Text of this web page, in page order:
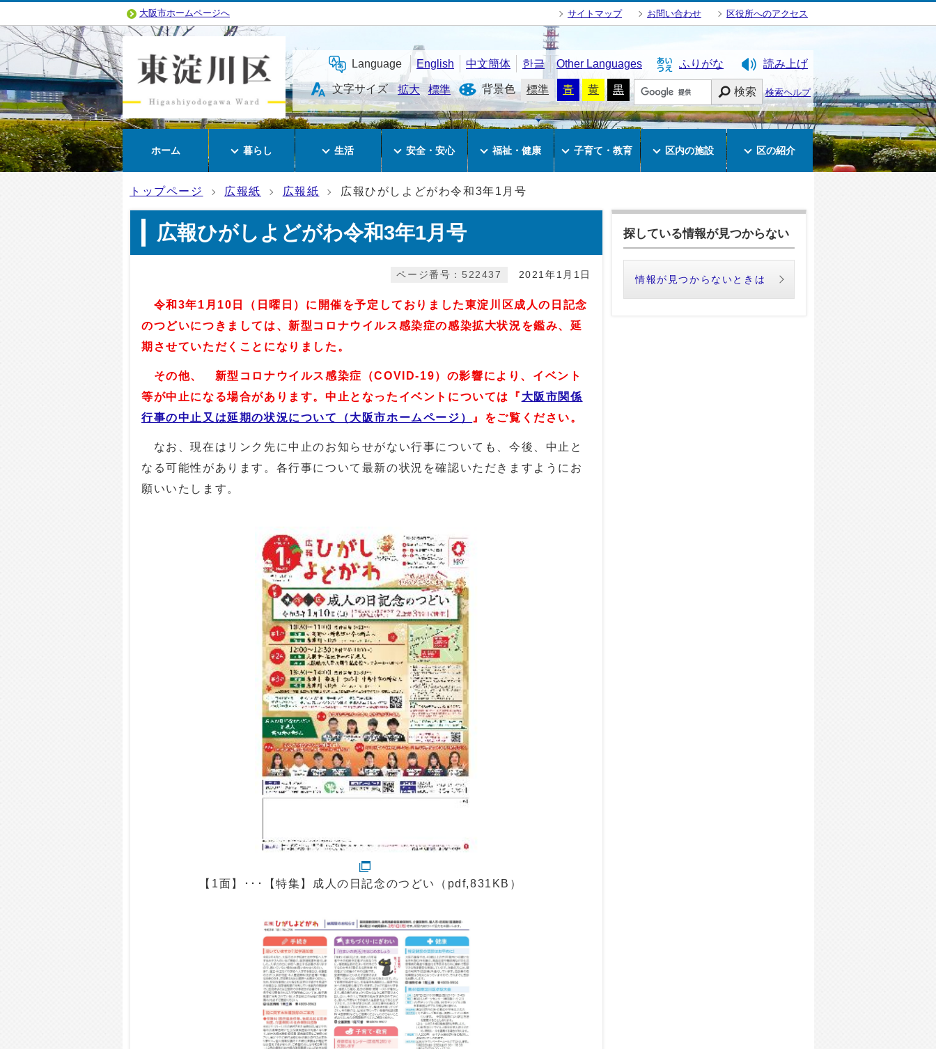
大阪市ホームページへ サイトマップ お問い合わせ 区役所へのアクセス
Language English 中文簡体 한글 Other Languages ふりがな 読み上げ
文字サイズ 拡大 標準 背景色 標準 青 黄 黒 検索 検索ヘルプ
ホーム 暮らし 生活 安全・安心 福祉・健康 子育て・教育 区内の施設 区の紹介
トップページ 広報紙 広報紙 広報ひがしよどがわ令和3年1月号
広報ひがしよどがわ令和3年1月号
2021年1月1日
ページ番号：522437
令和3年1月10日（日曜日）に開催を予定しておりました東淀川区成人の日記念
のつどいにつきましては、新型コロナウイルス感染症の感染拡大状況を鑑み、延
期させていただくことになりました。
その他、 新型コロナウイルス感染症（COVID‐19）の影響により 、イベント
等が中止になる場合があります。 中止となったイベントについては『 大阪市関係
行事の中止又は延期の状況について（大阪市ホームページ） 』をご覧ください。
なお、現在はリンク先に中止のお知らせがない行事についても、今後、中止と
なる可能性があります。各行事について最新の状況を確認いただきますようにお
願いいたします。
【1面】･･･【特集】成人の日記念のつどい（pdf,831KB）
探している情報が見つからない
情報が見つからないときは